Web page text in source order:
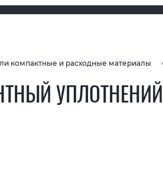
компактные и расходные материалы
УПЛОТНЕНИЙ